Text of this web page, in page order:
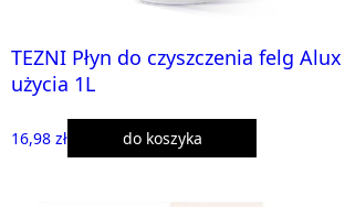
TEZNI Płyn do czyszczenia felg
użycia 1L
16,98 zł do koszyka